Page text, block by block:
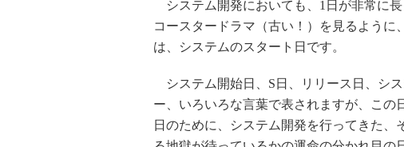
システム開発においても、1日が非常に
コースタードラマ（古い！）を見るよう
は、システムのスタート日です。
システム開始日、S日、リリース日、シ
ー、いろいろな言葉で表されますが、こ
日のために、システム開発を行ってきた